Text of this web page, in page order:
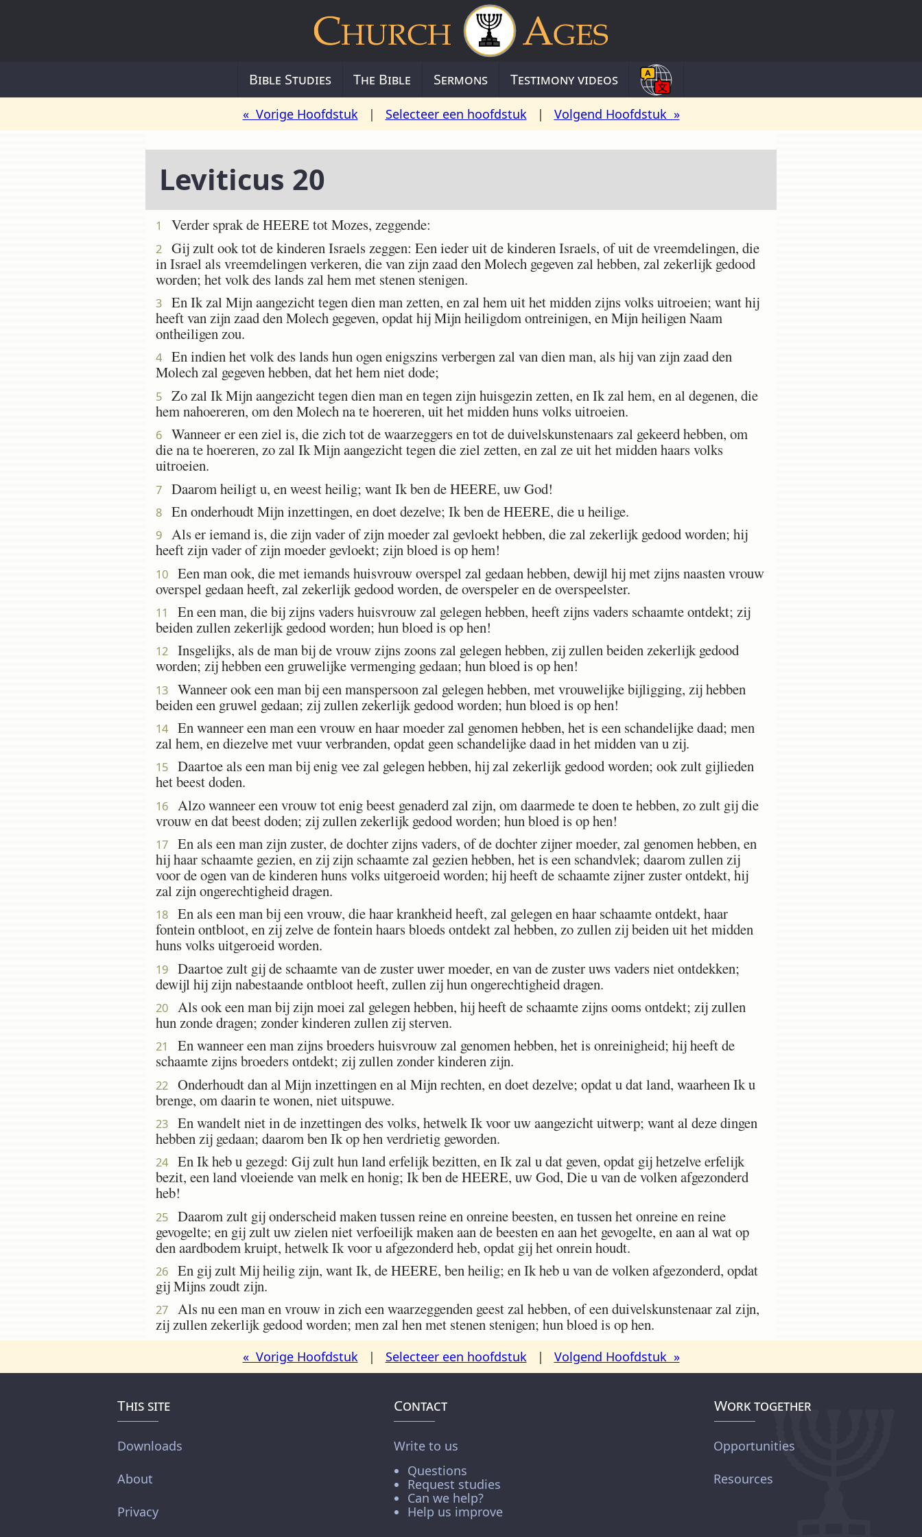
Bible Studies The Bible Sermons Testimony videos
« Vorige Hoofdstuk| Selecteer een hoofdstuk| Volgend Hoofdstuk »
Leviticus 20
1 Verder sprak de HEERE tot Mozes, zeggende:
2
Gij zult ook tot de kinderen Israels zeggen: Een ieder uit de kinderen Israels, of uit de vreemdelingen, die
in Israel als vreemdelingen verkeren, die van zijn zaad den Molech gegeven zal hebben, zal zekerlijk gedood
worden; het volk des lands zal hem met stenen stenigen.
3
En Ik zal Mijn aangezicht tegen dien man zetten, en zal hem uit het midden zijns volks uitroeien; want hij
heeft van zijn zaad den Molech gegeven, opdat hij Mijn heiligdom ontreinigen, en Mijn heiligen Naam
ontheiligen zou.
4
En indien het volk des lands hun ogen enigszins verbergen zal van dien man, als hij van zijn zaad den
Molech zal gegeven hebben, dat het hem niet dode;
5
Zo zal Ik Mijn aangezicht tegen dien man en tegen zijn huisgezin zetten, en Ik zal hem, en al degenen, die
hem nahoereren, om den Molech na te hoereren, uit het midden huns volks uitroeien.
6
Wanneer er een ziel is, die zich tot de waarzeggers en tot de duivelskunstenaars zal gekeerd hebben, om
die na te hoereren, zo zal Ik Mijn aangezicht tegen die ziel zetten, en zal ze uit het midden haars volks
uitroeien.
7 Daarom heiligt u, en weest heilig; want Ik ben de HEERE, uw God!
8 En onderhoudt Mijn inzettingen, en doet dezelve; Ik ben de HEERE, die u heilige.
9
Als er iemand is, die zijn vader of zijn moeder zal gevloekt hebben, die zal zekerlijk gedood worden; hij
heeft zijn vader of zijn moeder gevloekt; zijn bloed is op hem!
10
Een man ook, die met iemands huisvrouw overspel zal gedaan hebben, dewijl hij met zijns naasten vrouw
overspel gedaan heeft, zal zekerlijk gedood worden, de overspeler en de overspeelster.
11
En een man, die bij zijns vaders huisvrouw zal gelegen hebben, heeft zijns vaders schaamte ontdekt; zij
beiden zullen zekerlijk gedood worden; hun bloed is op hen!
12
Insgelijks, als de man bij de vrouw zijns zoons zal gelegen hebben, zij zullen beiden zekerlijk gedood
worden; zij hebben een gruwelijke vermenging gedaan; hun bloed is op hen!
13
Wanneer ook een man bij een manspersoon zal gelegen hebben, met vrouwelijke bijligging, zij hebben
beiden een gruwel gedaan; zij zullen zekerlijk gedood worden; hun bloed is op hen!
14
En wanneer een man een vrouw en haar moeder zal genomen hebben, het is een schandelijke daad; men
zal hem, en diezelve met vuur verbranden, opdat geen schandelijke daad in het midden van u zij.
15
Daartoe als een man bij enig vee zal gelegen hebben, hij zal zekerlijk gedood worden; ook zult gijlieden
het beest doden.
16
Alzo wanneer een vrouw tot enig beest genaderd zal zijn, om daarmede te doen te hebben, zo zult gij die
vrouw en dat beest doden; zij zullen zekerlijk gedood worden; hun bloed is op hen!
17
En als een man zijn zuster, de dochter zijns vaders, of de dochter zijner moeder, zal genomen hebben, en
hij haar schaamte gezien, en zij zijn schaamte zal gezien hebben, het is een schandvlek; daarom zullen zij
voor de ogen van de kinderen huns volks uitgeroeid worden; hij heeft de schaamte zijner zuster ontdekt, hij
zal zijn ongerechtigheid dragen.
18
En als een man bij een vrouw, die haar krankheid heeft, zal gelegen en haar schaamte ontdekt, haar
fontein ontbloot, en zij zelve de fontein haars bloeds ontdekt zal hebben, zo zullen zij beiden uit het midden
huns volks uitgeroeid worden.
19
Daartoe zult gij de schaamte van de zuster uwer moeder, en van de zuster uws vaders niet ontdekken;
dewijl hij zijn nabestaande ontbloot heeft, zullen zij hun ongerechtigheid dragen.
20
Als ook een man bij zijn moei zal gelegen hebben, hij heeft de schaamte zijns ooms ontdekt; zij zullen
hun zonde dragen; zonder kinderen zullen zij sterven.
21
En wanneer een man zijns broeders huisvrouw zal genomen hebben, het is onreinigheid; hij heeft de
schaamte zijns broeders ontdekt; zij zullen zonder kinderen zijn.
22
Onderhoudt dan al Mijn inzettingen en al Mijn rechten, en doet dezelve; opdat u dat land, waarheen Ik u
brenge, om daarin te wonen, niet uitspuwe.
23
En wandelt niet in de inzettingen des volks, hetwelk Ik voor uw aangezicht uitwerp; want al deze dingen
hebben zij gedaan; daarom ben Ik op hen verdrietig geworden.
24
En Ik heb u gezegd: Gij zult hun land erfelijk bezitten, en Ik zal u dat geven, opdat gij hetzelve erfelijk
bezit, een land vloeiende van melk en honig; Ik ben de HEERE, uw God, Die u van de volken afgezonderd
heb!
25
Daarom zult gij onderscheid maken tussen reine en onreine beesten, en tussen het onreine en reine
gevogelte; en gij zult uw zielen niet verfoeilijk maken aan de beesten en aan het gevogelte, en aan al wat op
den aardbodem kruipt, hetwelk Ik voor u afgezonderd heb, opdat gij het onrein houdt.
26
En gij zult Mij heilig zijn, want Ik, de HEERE, ben heilig; en Ik heb u van de volken afgezonderd, opdat
gij Mijns zoudt zijn.
27
Als nu een man en vrouw in zich een waarzeggenden geest zal hebben, of een duivelskunstenaar zal zijn,
zij zullen zekerlijk gedood worden; men zal hen met stenen stenigen; hun bloed is op hen.
« Vorige Hoofdstuk | Selecteer een hoofdstuk | Volgend Hoofdstuk »
This site
Downloads
About
Privacy
Contact
Write to us
Questions
Request studies
Can we help?
Help us improve
Work together
Opportunities
Resources